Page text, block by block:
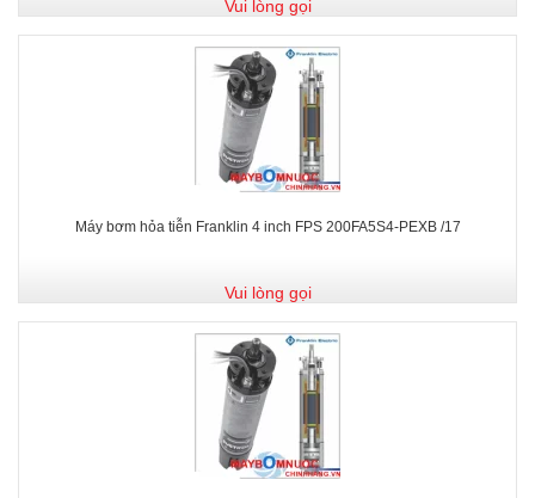
Vui lòng gọi
Máy bơm hỏa tiễn Franklin 4 inch FPS 200FA5S4-PEXB /17
Vui lòng gọi